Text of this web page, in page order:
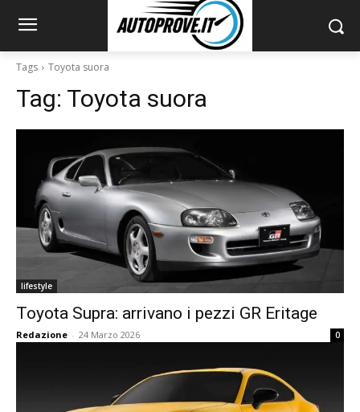
Tags Toyota suora
Tag: Toyota suora
lifestyle
Toyota Supra: arrivano i pezzi GR Eritage
Redazione - 24 Marzo 2026 0